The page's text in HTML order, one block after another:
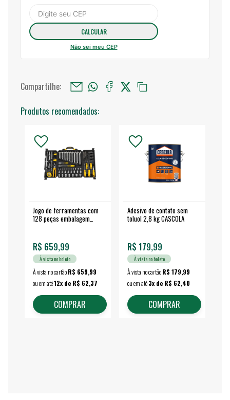
Não sei meu CEP
Compartilhe:
Produtos recomendados:
Jogo de ferramentas com
128 peças embalagem
R$ 659,99
À vista no boleto
À vista no cartãoR$ 659,99
ou em até12x de R$ 62,37
COMPRAR
Adesivo de contato sem
toluol 2,8 kg CASCOLA
R$ 179,99
À vista no boleto
À vista no cartãoR$ 179,99
ou em até3x de R$ 62,40
COMPRAR